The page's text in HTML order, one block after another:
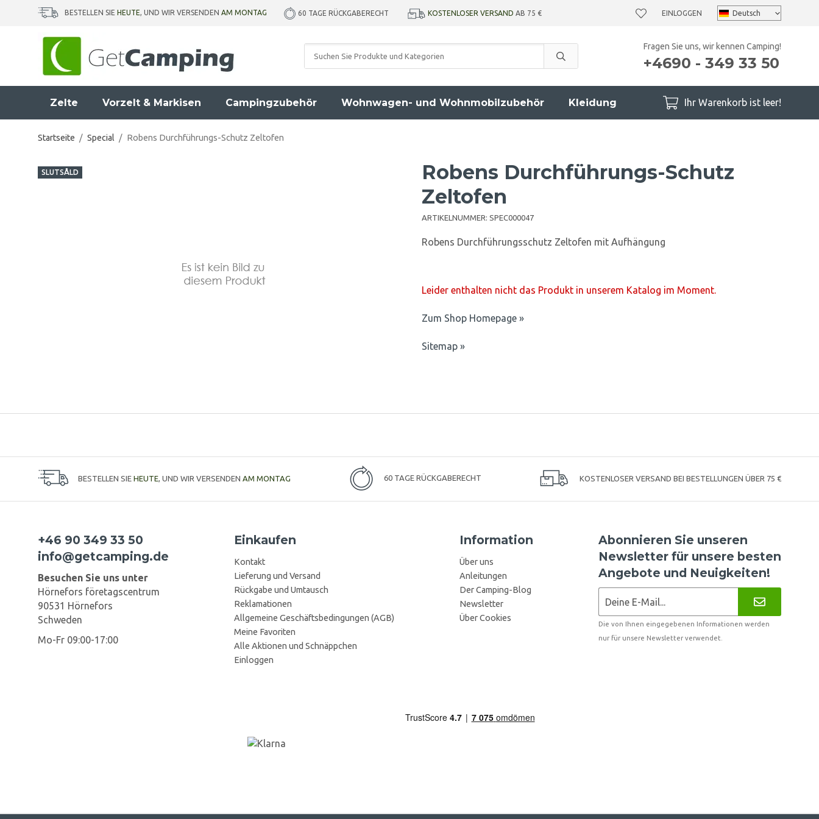
BESTELLEN SIE HEUTE, UND WIR VERSENDEN AM MONTAG 60 TAGE RÜCKGABERECHT KOSTENLOSER VERSAND AB 75 € EINLOGGEN
Fragen Sie uns, wir kennen Camping!
+4690 - 349 33 50
Zelte Vorzelt & Markisen Campingzubehör Wohnwagen- und Wohnmobilzubehör Kleidung Ihr Warenkorb ist leer!
Startseite / Special / Robens Durchführungs-Schutz Zeltofen
SLUTSÅLD
Robens Durchführungs-Schutz
Zeltofen
ARTIKELNUMMER: SPEC000047
Robens Durchführungsschutz Zeltofen mit Aufhängung
Leider enthalten nicht das Produkt in unserem Katalog im Moment.
Zum Shop Homepage »
Sitemap »
BESTELLEN SIE HEUTE , UND WIR VERSENDEN AM MONTAG 60 TAGE RÜCKGABERECHT KOSTENLOSER VERSAND BEI BESTELLUNGEN ÜBER 75 €
+46 90 349 33 50
info@getcamping.de
Besuchen Sie uns unter
Hörnefors företagscentrum
90531 Hörnefors
Schweden
Mo-Fr 09:00-17:00
Einkaufen
Kontakt
Lieferung und Versand
Rückgabe und Umtausch
Reklamationen
Allgemeine Geschäftsbedingungen (AGB)
Meine Favoriten
Alle Aktionen und Schnäppchen
Einloggen
Information
Über uns
Anleitungen
Der Camping-Blog
Newsletter
Über Cookies
Abonnieren Sie unseren
Newsletter für unsere besten
Angebote und Neuigkeiten!
Die von Ihnen eingegebenen Informationen werden
nur für unsere Newsletter verwendet.